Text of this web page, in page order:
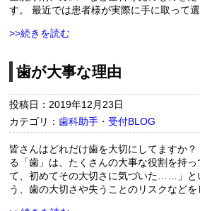
す。 最近では患者様が実際に手に取って
>>続きを読む
歯が大事な理由
投稿日：2019年12月23日
カテゴリ：歯科助手・受付BLOG
皆さんはどれだけ歯を大切にしてますか
る「歯」は、たくさんの大事な役割を持
て、初めてその大切さに気づいた……」と
う、歯の大切さや失うことのリスクなど